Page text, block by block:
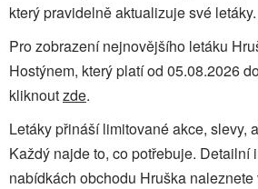
který pravidelně aktualizuje své letáky.
Pro zobrazení nejnovějšího letáku
Hostýnem, který platí od 05.08.2026
kliknoutzde.
Letáky přináší limitované akce, slevy,
Každý najde to, co potřebuje. Detailní
nabídkách obchodu Hruška